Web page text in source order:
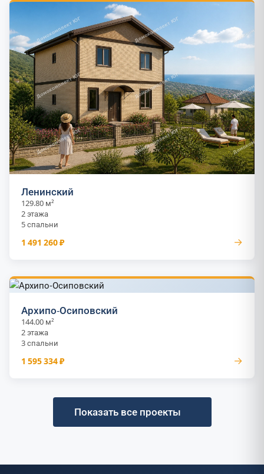
Ленинский
129.80 м²
2 этажа
5 спальни
1 491 260 ₽ →
Архипо-Осиповский
144.00 м²
2 этажа
3 спальни
1 595 334 ₽ →
Показать все проекты